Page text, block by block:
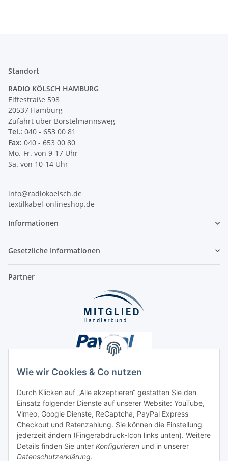
Wie wir Cookies & Co nutzen
Durch Klicken auf „Alle akzeptieren“ gestatten Sie den
Einsatz folgender Dienste auf unserer Website: YouTube,
Vimeo, Google Dienste, ReCaptcha, PayPal Express
Checkout und Ratenzahlung. Sie können die Einstellung
jederzeit ändern (Fingerabdruck-Icon links unten). Weitere
Details finden Sie unter Konfigurieren und in unserer
Datenschutzerklärung.
Standort
RADIO KÖLSCH HAMBURG
Eiffestraße 598
20537 Hamburg
Zufahrt über Borstelmannsweg
Tel.: 040 - 653 00 81
Fax: 040 - 653 00 80
Mo.-Fr. von 9-17 Uhr
Sa. von 10-14 Uhr
info@radiokoelsch.de
textilkabel-onlineshop.de
Informationen
Gesetzliche Informationen
Partner
Unsere Seiten
Social Media